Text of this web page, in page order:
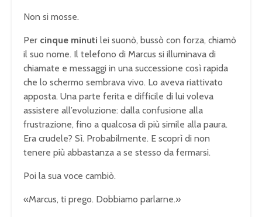
Non si mosse.
Per cinque minuti lei suonò, bussò con forza, chiamò
il suo nome. Il telefono di Marcus si illuminava di
chiamate e messaggi in una successione così rapida
che lo schermo sembrava vivo. Lo aveva riattivato
apposta. Una parte ferita e difficile di lui voleva
assistere all’evoluzione: dalla confusione alla
frustrazione, fino a qualcosa di più simile alla paura.
Era crudele? Sì. Probabilmente. E scoprì di non
tenere più abbastanza a se stesso da fermarsi.
Poi la sua voce cambiò.
«Marcus, ti prego. Dobbiamo parlarne.»